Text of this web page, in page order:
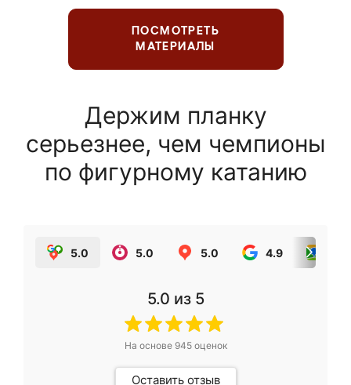
ПОСМОТРЕТЬ
МАТЕРИАЛЫ
Держим планку
серьезнее, чем чемпионы
по фигурному катанию
5.0 5.0 5.0 4.9
5.0 из 5
На основе 945оценок
Оставить отзыв